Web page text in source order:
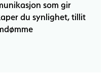
som gir
du synlighet, tillit